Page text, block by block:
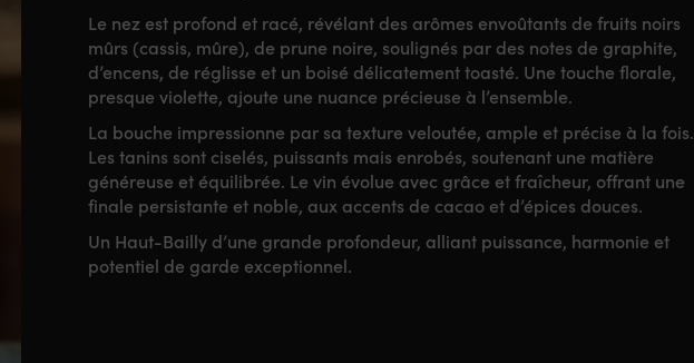
Le nez est profond et racé, révélant des arômes envoûtants de fruits noirs
mûrs (cassis, mûre), de prune noire, soulignés par des notes de graphite,
d’encens, de réglisse et un boisé délicatement toasté. Une touche florale,
presque violette, ajoute une nuance précieuse à l’ensemble.
La bouche impressionne par sa texture veloutée, ample et précise à la fois.
Les tanins sont ciselés, puissants mais enrobés, soutenant une matière
généreuse et équilibrée. Le vin évolue avec grâce et fraîcheur, offrant une
finale persistante et noble, aux accents de cacao et d’épices douces.
Un Haut-Bailly d’une grande profondeur, alliant puissance, harmonie et
potentiel de garde exceptionnel.